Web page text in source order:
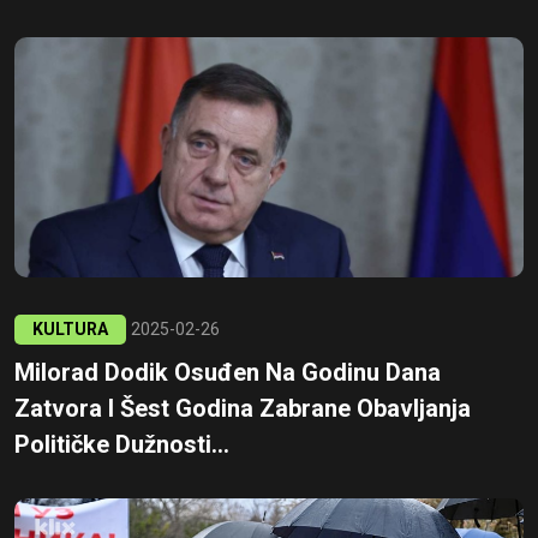
KULTURA 2025-02-26
Milorad Dodik Osuđen Na Godinu Dana
Zatvora I Šest Godina Zabrane Obavljanja
Političke Dužnosti...